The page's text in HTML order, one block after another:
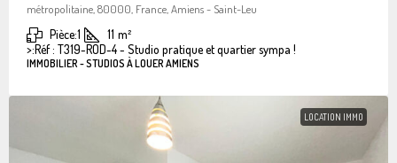
métropolitaine, 80000, France, Amiens - Saint-Leu
Pièce:1 11 m²
>:Réf : T319-ROD-4 - Studio pratique et quartier sympa !
IMMOBILIER - STUDIOS À LOUER AMIENS
LOCATION IMMO